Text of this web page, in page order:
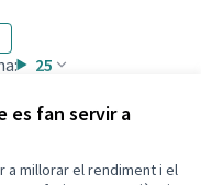
es fan servir a
millorar el rendiment i el
25